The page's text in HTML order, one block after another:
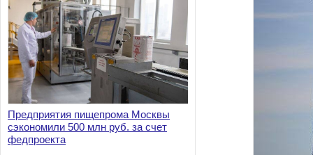
Предприятия пищепрома Москвы
сэкономили 500 млн руб. за счет
федпроекта